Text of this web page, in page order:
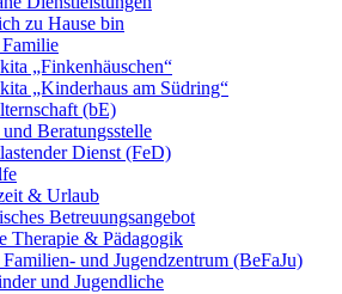
zu Hause bin
„Finkenhäuschen“
„Kinderhaus am Südring“
(bE)
Beratungsstelle
Dienst (FeD)
& Urlaub
Betreuungsangebot
Therapie & Pädagogik
und Jugendzentrum (BeFaJu)
und Jugendliche